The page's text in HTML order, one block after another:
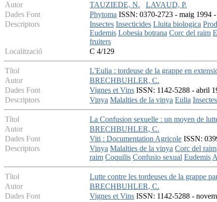
Autor
TAUZIEDE, N.
LAVAUD, P.
Dades Font
Phytoma ISSN: 0370-2723 - maig 1994
Descriptors
Insectes Insecticides Lluita biologica
Eudemis Lobesia botrana Corc del raim
fruiters
Localització
C 4/129
Títol
L'Eulia : tordeuse de la grappe en
Autor
BRECHBUHLER, C.
Dades Font
Vignes et Vins ISSN: 1142-5288 - abril
Descriptors
Vinya Malalties de la vinya Eulia Insectes
Títol
La Confusion sexuelle : un moyen de
Autor
BRECHBUHLER, C.
Dades Font
Viti : Documentation Agricole ISSN:
Descriptors
Vinya Malalties de la vinya Corc del raim
raim Coquilis Confusio sexual Eudemis
Títol
Lutte contre les tordeuses de la grappe
Autor
BRECHBUHLER, C.
Dades Font
Vignes et Vins ISSN: 1142-5288 -